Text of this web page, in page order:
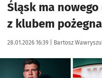
Śląsk ma
z klubem
Data publikacji:
28.01.2026 16:39 | Autor:
Bartosz
Kliknij, aby powiększyć